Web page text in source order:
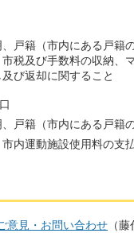
戸籍（市内にある戸籍
税及び手数料の収納、
び返却に関すること
戸籍（市内にある戸籍
内運動施設使用料の支
意見・お問い合わせ （